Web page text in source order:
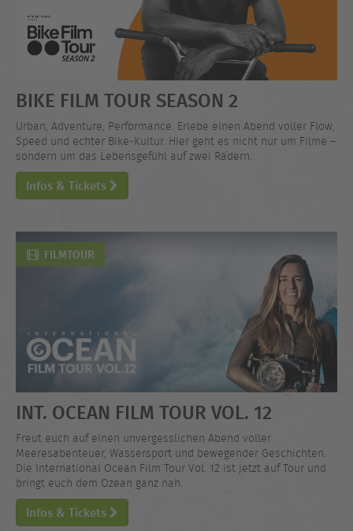
BIKE FILM TOUR SEASON 2
Urban, Adventure, Performance. Erlebe einen Abend voller Flow,
Speed und echter Bike-Kultur. Hier geht es nicht nur um Filme –
sondern um das Lebensgefühl auf zwei Rädern.
Infos & Tickets
FILMTOUR
INT. OCEAN FILM TOUR VOL. 12
Freut euch auf einen unvergesslichen Abend voller
Meeresabenteuer, Wassersport und bewegender Geschichten.
Die International Ocean Film Tour Vol. 12 ist jetzt auf Tour und
bringt euch dem Ozean ganz nah.
Infos & Tickets